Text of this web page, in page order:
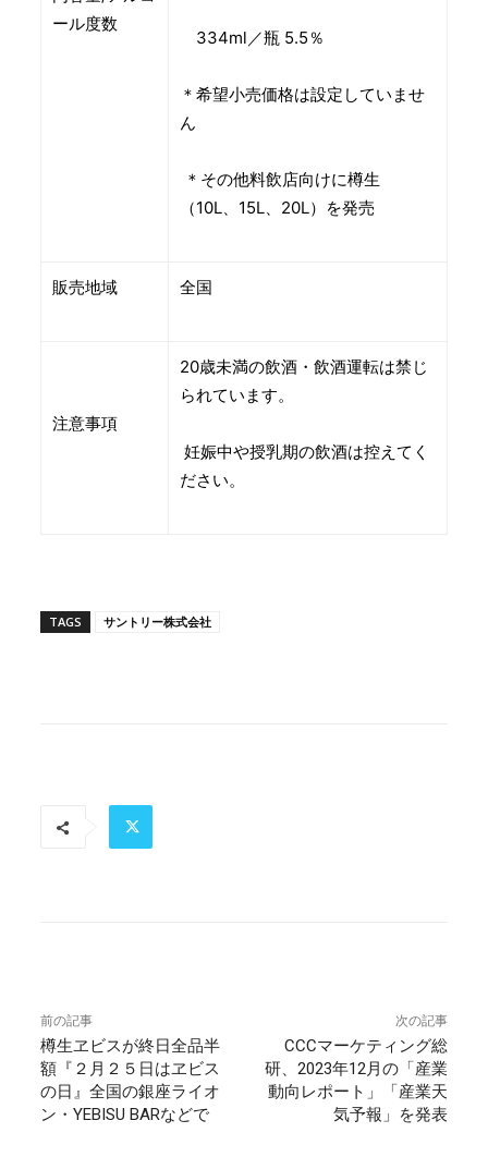
ール度数
334ml／瓶 5.5％
＊希望小売価格は設定していませ
ん
＊その他料飲店向けに樽生
（10L、15L、20L）を発売
販売地域 全国
注意事項
20歳未満の飲酒・飲酒運転は禁じ
られています。
妊娠中や授乳期の飲酒は控えてく
ださい。
TAGS サントリー株式会社
前の記事
樽生ヱビスが終日全品半
額『２月２５日はヱビス
の日』全国の銀座ライオ
ン・YEBISU BARなどで
次の記事
CCCマーケティング総
研、2023年12月の「産業
動向レポート」「産業天
気予報」を発表